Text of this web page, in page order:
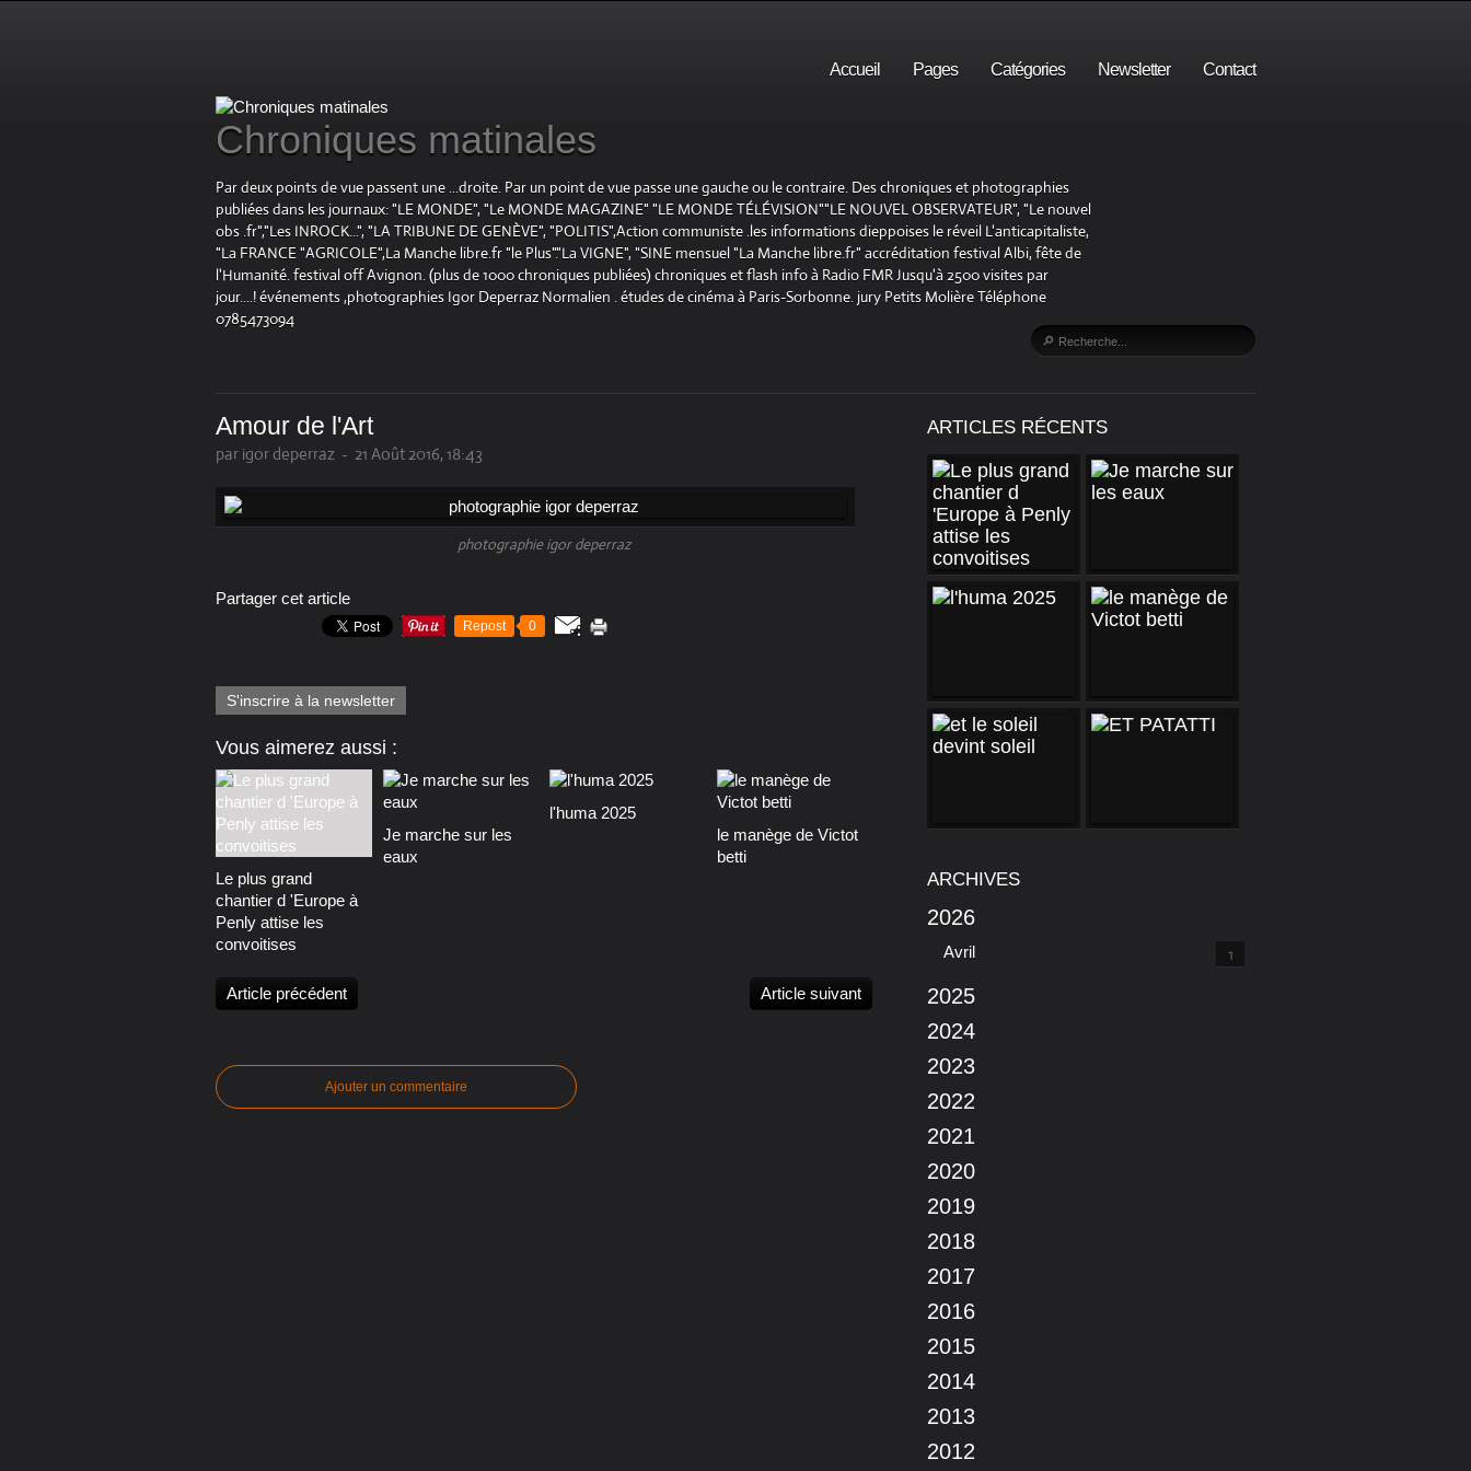
Accueil Pages Catégories Newsletter Contact
Chroniques matinales
Par deux points de vue passent une ...droite. Par un point de vue passe une gauche ou le contraire. Des chroniques et photographies
publiées dans les journaux: "LE MONDE", "Le MONDE MAGAZINE" "LE MONDE TÉLÉVISION""LE NOUVEL OBSERVATEUR", "Le nouvel
obs .fr","Les INROCK...", "LA TRIBUNE DE GENÈVE", "POLITIS",Action communiste .les informations dieppoises le réveil L'anticapitaliste,
"La FRANCE "AGRICOLE",La Manche libre.fr "le Plus"."La VIGNE", "SINE mensuel "La Manche libre.fr" accréditation festival Albi, fête de
l'Humanité. festival off Avignon. (plus de 1000 chroniques publiées) chroniques et flash info à Radio FMR Jusqu'à 2500 visites par
jour....! événements ,photographies Igor Deperraz Normalien . études de cinéma à Paris-Sorbonne. jury Petits Molière Téléphone
0785473094
Amour de l'Art
par igor deperraz - 21 Août 2016, 18:43
photographie igor deperraz
Partager cet article
Repost 0
S'inscrire à la newsletter
Vous aimerez aussi :
Le plus grand
chantier d 'Europe à
Penly attise les
convoitises
Je marche sur les
eaux
l'huma 2025
le manège de Victot
betti
Article précédent Article suivant
Ajouter un commentaire
ARTICLES RÉCENTS
ARCHIVES
2026
Avril 1
2025
2024
2023
2022
2021
2020
2019
2018
2017
2016
2015
2014
2013
2012